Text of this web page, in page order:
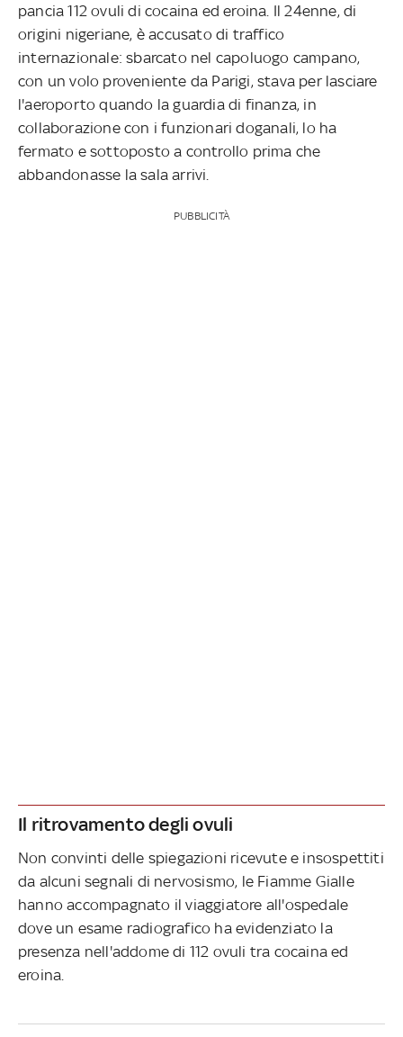
pancia 112 ovuli di cocaina ed eroina. Il 24enne, di
origini nigeriane, è accusato di traffico
internazionale: sbarcato nel capoluogo campano,
con un volo proveniente da Parigi, stava per lasciare
l'aeroporto quando la guardia di finanza, in
collaborazione con i funzionari doganali, lo ha
fermato e sottoposto a controllo prima che
abbandonasse la sala arrivi.
PUBBLICITÀ
Il ritrovamento degli ovuli
Non convinti delle spiegazioni ricevute e insospettiti
da alcuni segnali di nervosismo, le Fiamme Gialle
hanno accompagnato il viaggiatore all'ospedale
dove un esame radiografico ha evidenziato la
presenza nell'addome di 112 ovuli tra cocaina ed
eroina.